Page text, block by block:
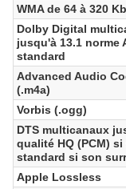
WMA de 64 à 320
Dolby Digital
jusqu'à 13.1 norme
standard
Advanced Audio
(.m4a)
Vorbis (.ogg)
DTS multicanaux
qualité HQ (PCM)
standard si son
Apple Lossless